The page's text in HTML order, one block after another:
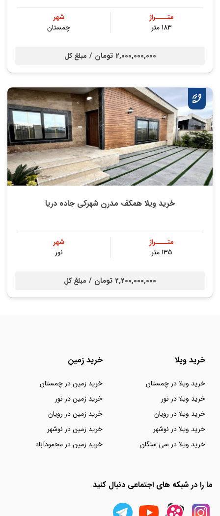
متــــراژ
183 متر
شهر
چمستان
2,000,000,000 تومان / مبلغ کل
خرید ویلا همکف مدرن شهرکی جاده دریا
متــــراژ
135 متر
شهر
نور
2,200,000,000 تومان / مبلغ کل
خرید ویلا
خرید ویلا در چمستان
خرید ویلا در نور
خرید ویلا در رویان
خرید ویلا در نوشهر
خرید ویلا در سی سنگان
خرید زمین
خرید زمین در چمستان
خرید زمین در نور
خرید زمین در رویان
خرید زمین در نوشهر
خرید زمین در محمودآباد
ما را در شبکه های اجتماعی دنبال کنید